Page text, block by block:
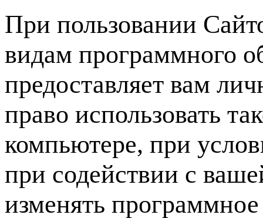
При пользовании
видам программного
предоставляет вам
право использовать
компьютере, при
при содействии с
изменять